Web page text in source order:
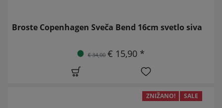
Broste Copenhagen Sveča Bend 16cm svetlo siva
€ 34,00 € 15,90 *
ZNIŽANO! SALE